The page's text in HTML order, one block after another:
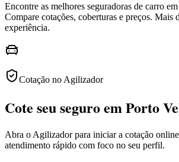
Encontre as melhores seguradoras de carro em
Compare cotações, coberturas e preços. Mais
experiência.
Cotação no Agilizador
Cote seu seguro em Porto
Abra o Agilizador para iniciar a cotação
atendimento rápido com foco no seu perfil.